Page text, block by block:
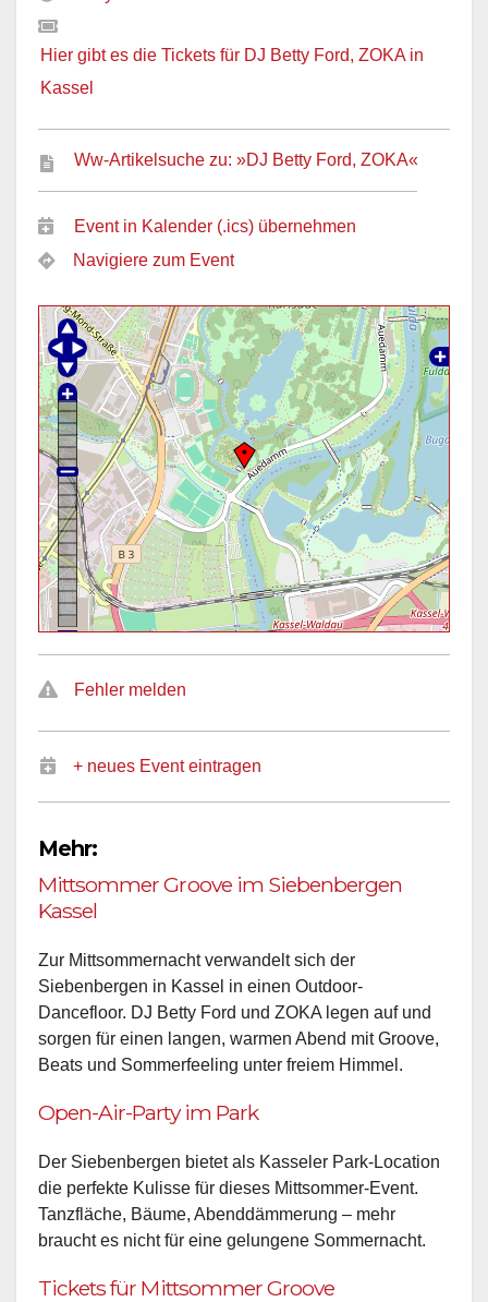
Hier gibt es die Tickets für DJ Betty Ford, ZOKA in
Kassel
Ww-Artikelsuche zu: »DJ Betty Ford, ZOKA«
Event in Kalender (.ics) übernehmen
Navigiere zum Event
Fehler melden
+ neues Event eintragen
Mehr:
Mittsommer Groove im Siebenbergen
Kassel
Zur Mittsommernacht verwandelt sich der
Siebenbergen in Kassel in einen Outdoor-
Dancefloor. DJ Betty Ford und ZOKA legen auf und
sorgen für einen langen, warmen Abend mit Groove,
Beats und Sommerfeeling unter freiem Himmel.
Open-Air-Party im Park
Der Siebenbergen bietet als Kasseler Park-Location
die perfekte Kulisse für dieses Mittsommer-Event.
Tanzfläche, Bäume, Abenddämmerung – mehr
braucht es nicht für eine gelungene Sommernacht.
Tickets für Mittsommer Groove